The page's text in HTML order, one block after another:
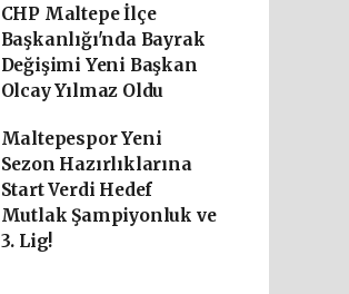
CHP Maltepe İlçe
Başkanlığı'nda Bayrak
Değişimi Yeni Başkan
Olcay Yılmaz Oldu
Maltepespor Yeni
Sezon Hazırlıklarına
Start Verdi Hedef
Mutlak Şampiyonluk ve
3. Lig!